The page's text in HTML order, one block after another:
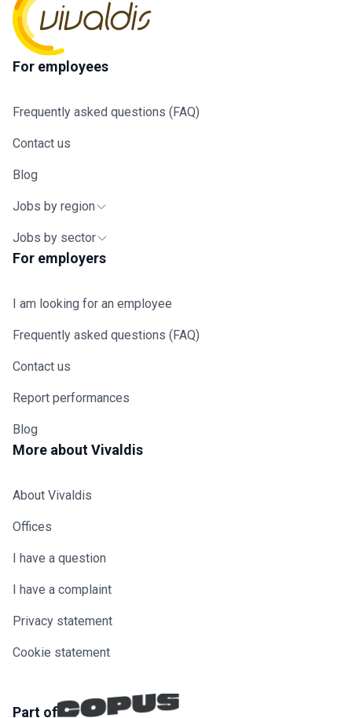
For employees
Frequently asked questions (FAQ)
Contact us
Blog
Jobs by region
Jobs by sector
For employers
I am looking for an employee
Frequently asked questions (FAQ)
Contact us
Report performances
Blog
More about Vivaldis
About Vivaldis
Offices
I have a question
I have a complaint
Privacy statement
Cookie statement
Part of